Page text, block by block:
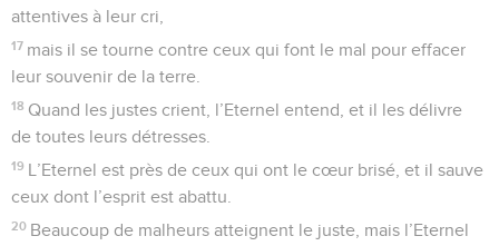
attentives à leur cri,
17 mais il se tourne contre ceux qui font le mal pour effacer
leur souvenir de la terre.
18 Quand les justes crient, l’Eternel entend, et il les délivre
de toutes leurs détresses.
19 L’Eternel est près de ceux qui ont le cœur brisé, et il sauve
ceux dont l’esprit est abattu.
20 Beaucoup de malheurs atteignent le juste, mais l’Eternel